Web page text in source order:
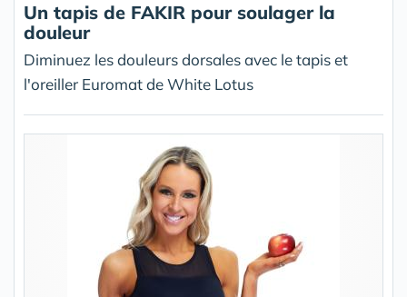
Un tapis de FAKIR pour soulager la
douleur
Diminuez les douleurs dorsales avec le tapis et
l'oreiller Euromat de White Lotus